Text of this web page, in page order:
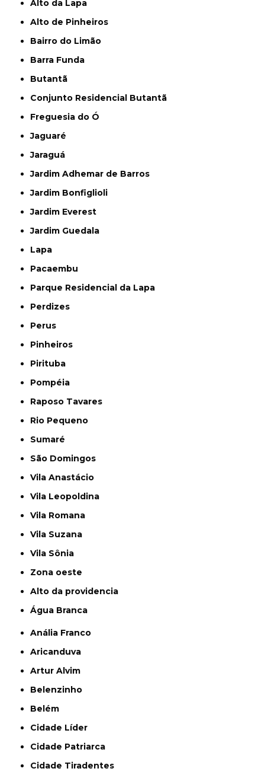
Alto da Lapa
Alto de Pinheiros
Bairro do Limão
Barra Funda
Butantã
Conjunto Residencial Butantã
Freguesia do Ó
Jaguaré
Jaraguá
Jardim Adhemar de Barros
Jardim Bonfiglioli
Jardim Everest
Jardim Guedala
Lapa
Pacaembu
Parque Residencial da Lapa
Perdizes
Perus
Pinheiros
Pirituba
Pompéia
Raposo Tavares
Rio Pequeno
Sumaré
São Domingos
Vila Anastácio
Vila Leopoldina
Vila Romana
Vila Suzana
Vila Sônia
Zona oeste
alto da providencia
Água Branca
Anália Franco
Aricanduva
Artur Alvim
Belenzinho
Belém
Cidade Líder
Cidade Patriarca
Cidade Tiradentes